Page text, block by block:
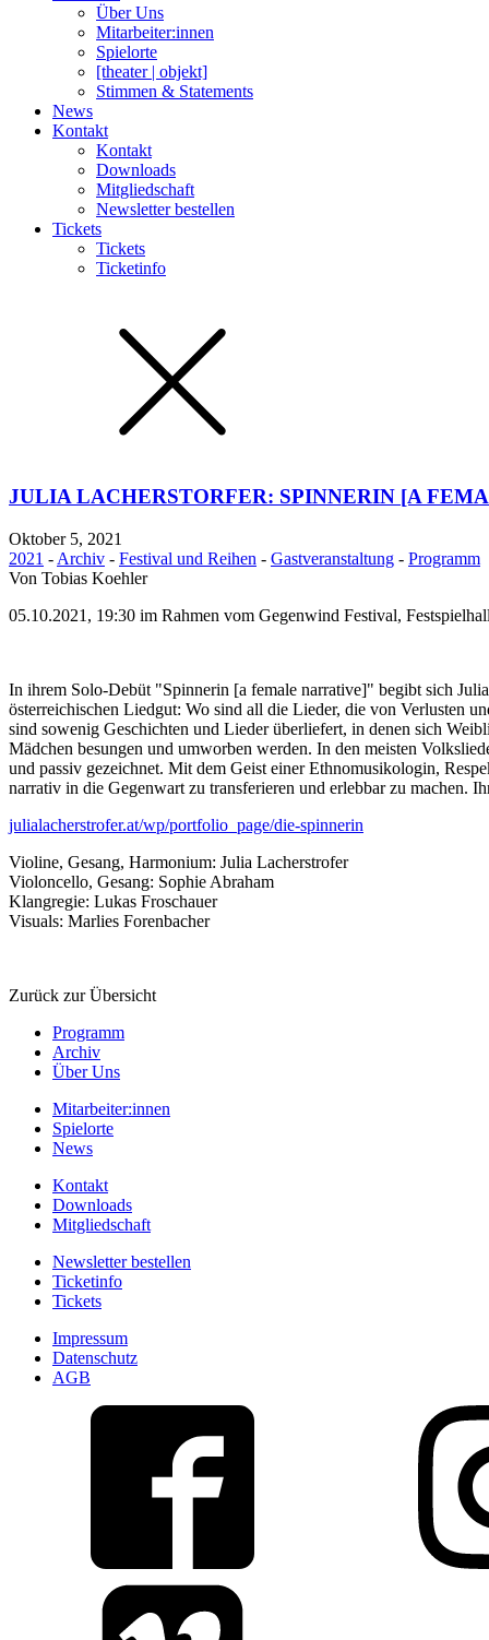
Über Uns
Mitarbeiter:innen
Spielorte
[theater | objekt]
Stimmen & Statements
News
Kontakt
Kontakt
Downloads
Mitgliedschaft
Newsletter bestellen
Tickets
Tickets
Ticketinfo
JULIA LACHERSTORFER: SPINNERIN [A
Oktober 5, 2021
2021 - Archiv - Festival und Reihen - Gastveranstaltung - Programm
Von Tobias Koehler
05.10.2021, 19:30 im Rahmen vom Gegenwind Festival,
In ihrem Solo-Debüt "Spinnerin [a female narrative]" begibt sich
österreichischen Liedgut: Wo sind all die Lieder, die von Verlusten
sind sowenig Geschichten und Lieder überliefert, in denen sich
Mädchen besungen und umworben werden. In den meisten
und passiv gezeichnet. Mit dem Geist einer Ethnomusikologin,
narrativ in die Gegenwart zu transferieren und erlebbar zu machen.
julialacherstrofer.at/wp/portfolio_page/die-spinnerin
Violine, Gesang, Harmonium: Julia Lacherstrofer
Violoncello, Gesang: Sophie Abraham
Klangregie: Lukas Froschauer
Visuals: Marlies Forenbacher
Zurück zur Übersicht
Programm
Archiv
Über Uns
Mitarbeiter:innen
Spielorte
News
Kontakt
Downloads
Mitgliedschaft
Newsletter bestellen
Ticketinfo
Tickets
Impressum
Datenschutz
AGB